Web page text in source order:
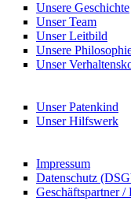
Unsere Geschichte
Unser Team
Unser Leitbild
Unsere
Unser
Unser Patenkind
Unser Hilfswerk
Impressum
Datenschutz
Geschäftspartner /